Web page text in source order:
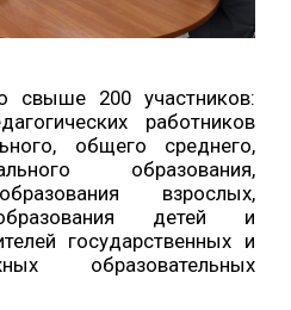
свыше 200 участников:
работников
общего среднего,
образования,
взрослых,
детей и
государственных и
образовательных